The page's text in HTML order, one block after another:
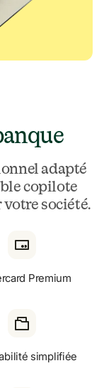
adapté
copilote
société.
Premium
simplifiée